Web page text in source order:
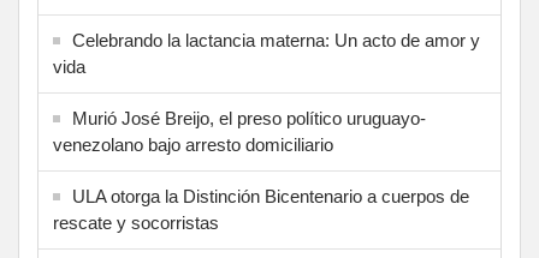
Celebrando la lactancia materna: Un acto de amor y
vida
Murió José Breijo, el preso político uruguayo-
venezolano bajo arresto domiciliario
ULA otorga la Distinción Bicentenario a cuerpos de
rescate y socorristas